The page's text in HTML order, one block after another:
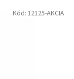
Kód: 12125-AKCIA